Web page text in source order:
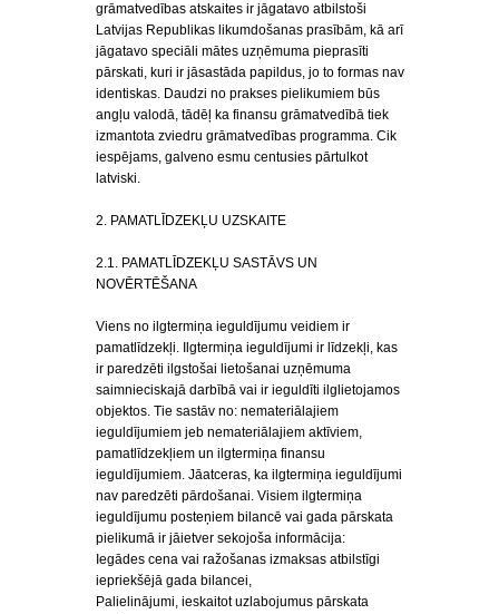
grāmatvedības atskaites ir jāgatavo atbilstoši
Latvijas Republikas likumdošanas prasībām, kā arī
jāgatavo speciāli mātes uzņēmuma pieprasīti
pārskati, kuri ir jāsastāda papildus, jo to formas nav
identiskas. Daudzi no prakses pielikumiem būs
angļu valodā, tādēļ ka finansu grāmatvedībā tiek
izmantota zviedru grāmatvedības programma. Cik
iespējams, galveno esmu centusies pārtulkot
latviski.
2. PAMATLĪDZEKĻU UZSKAITE
2.1. PAMATLĪDZEKĻU SASTĀVS UN
NOVĒRTĒŠANA
Viens no ilgtermiņa ieguldījumu veidiem ir
pamatlīdzekļi. Ilgtermiņa ieguldījumi ir līdzekļi, kas
ir paredzēti ilgstošai lietošanai uzņēmuma
saimnieciskajā darbībā vai ir ieguldīti ilglietojamos
objektos. Tie sastāv no: nemateriālajiem
ieguldījumiem jeb nemateriālajiem aktīviem,
pamatlīdzekļiem un ilgtermiņa finansu
ieguldījumiem. Jāatceras, ka ilgtermiņa ieguldījumi
nav paredzēti pārdošanai. Visiem ilgtermiņa
ieguldījumu posteņiem bilancē vai gada pārskata
pielikumā ir jāietver sekojoša informācija:
Iegādes cena vai ražošanas izmaksas atbilstīgi
iepriekšējā gada bilancei,
Palielinājumi, ieskaitot uzlabojumus pārskata